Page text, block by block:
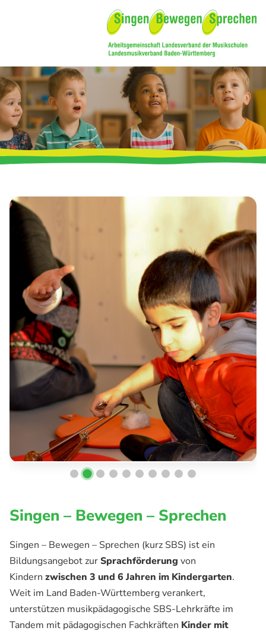
Singen – Bewegen – Sprechen
Singen – Bewegen – Sprechen (kurz SBS) ist ein
Bildungsangebot zurSprachförderung von
Kindern zwischen 3 und 6 Jahren im Kindergarten.
Weit im Land Baden-Württemberg verankert,
unterstützen musikpädagogische SBS-Lehrkräfte im
Tandem mit pädagogischen Fachkräften Kinder mit